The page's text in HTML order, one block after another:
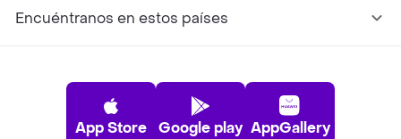
Encuéntranos en estos países
App Store Google play AppGallery